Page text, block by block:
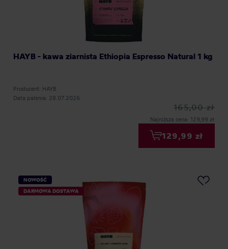
HAYB - kawa ziarnista Ethiopia Espresso Natural 1 kg
Producent: HAYB
Data palenia: 28.07.2026
165,00 zł
Najniższa cena: 129,99 zł
129,99 zł
NOWOŚĆ
DARMOWA DOSTAWA